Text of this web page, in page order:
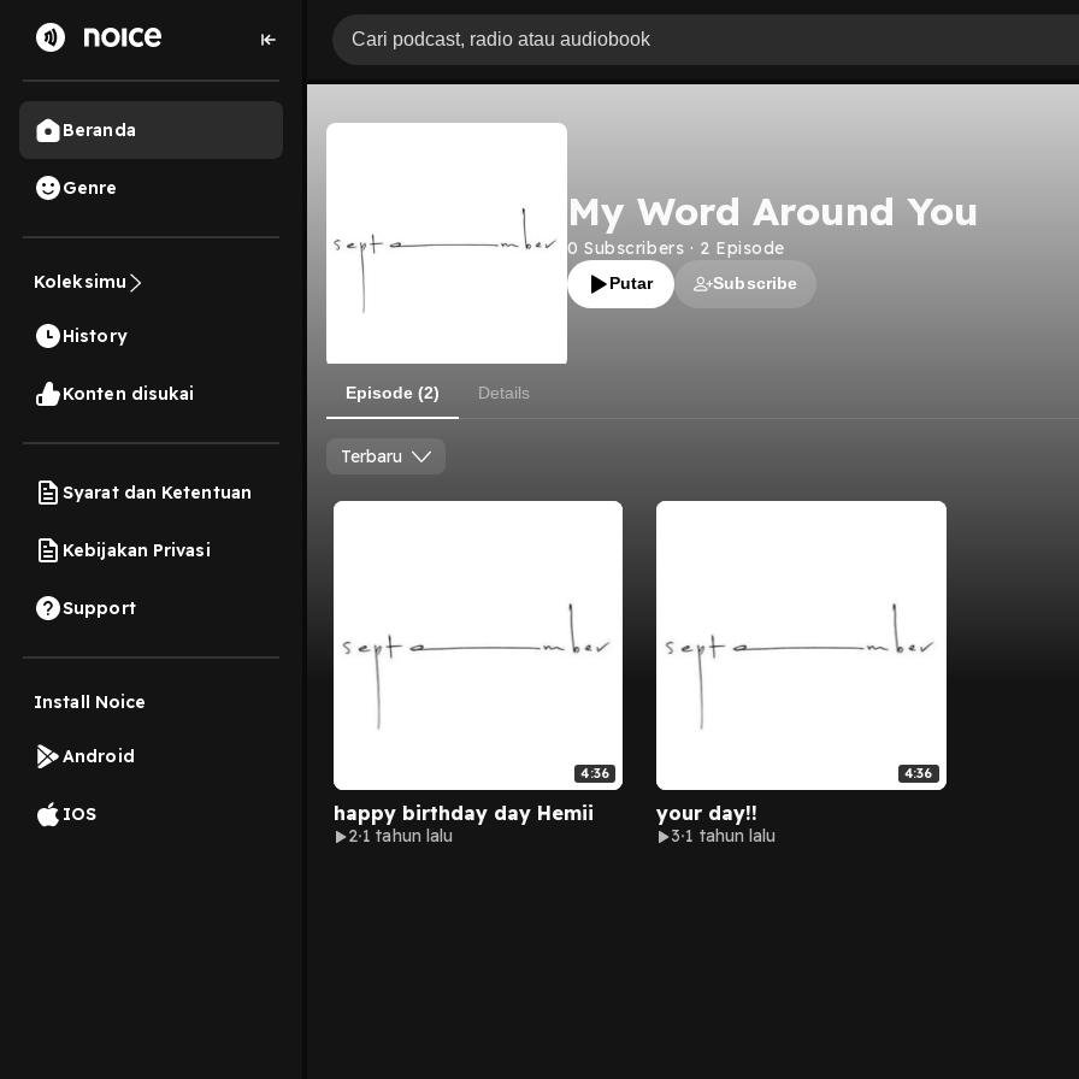
Beranda
Genre
Koleksimu
History
Konten disukai
Syarat dan Ketentuan
Kebijakan Privasi
Support
Install Noice
Android
IOS
My Word Around You
0 Subscribers · 2 Episode
Putar Subscribe
Episode (2) Details
Terbaru
4:36
happy birthday day Hemii
2 1 tahun lalu
4:36
your day!!
3 1 tahun lalu